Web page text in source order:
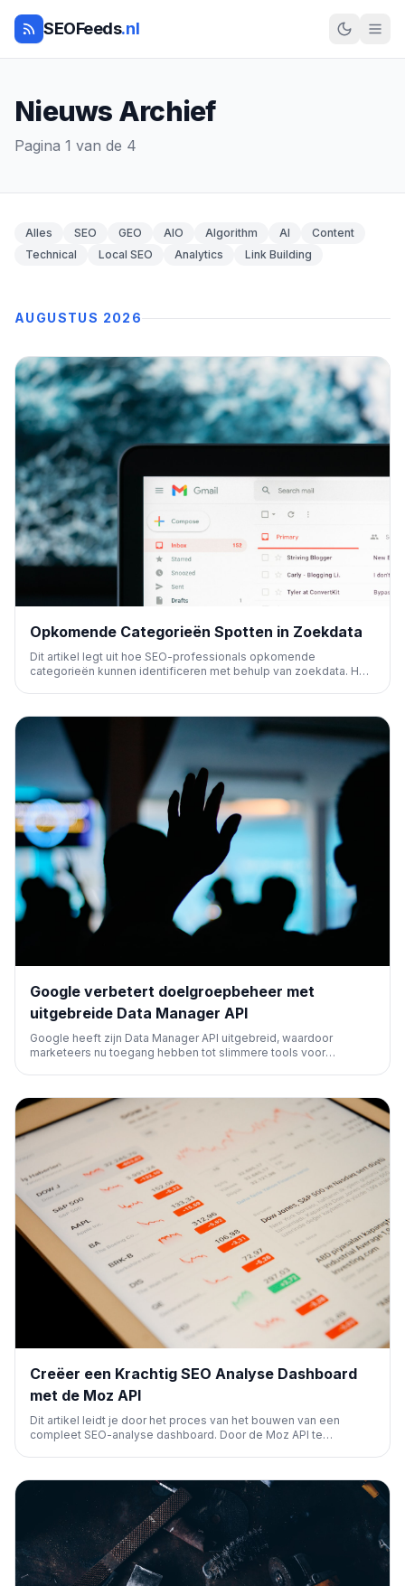
SEOFeeds.nl
Nieuws Archief
Pagina 1 van de 4
Alles SEO GEO AIO Algorithm AI
Content
Technical
Local SEO Analytics Link Building
AUGUSTUS 2026
Opkomende Categorieën Spotten in Zoekdata
Dit artikel legt uit hoe SEO-professionals opkomende
categorieën kunnen identificeren met behulp van zoekdata. Het
Google verbetert doelgroepbeheer met
uitgebreide Data Manager API
Google heeft zijn Data Manager API uitgebreid, waardoor
marketeers nu toegang hebben tot slimmere tools voor
campagnes en een dieper inzicht in klantdata.
Creëer een Krachtig SEO Analyse Dashboard
met de Moz API
Dit artikel leidt je door het proces van het bouwen van een
compleet SEO-analyse dashboard. Door de Moz API te
zoekmachineprestaties.